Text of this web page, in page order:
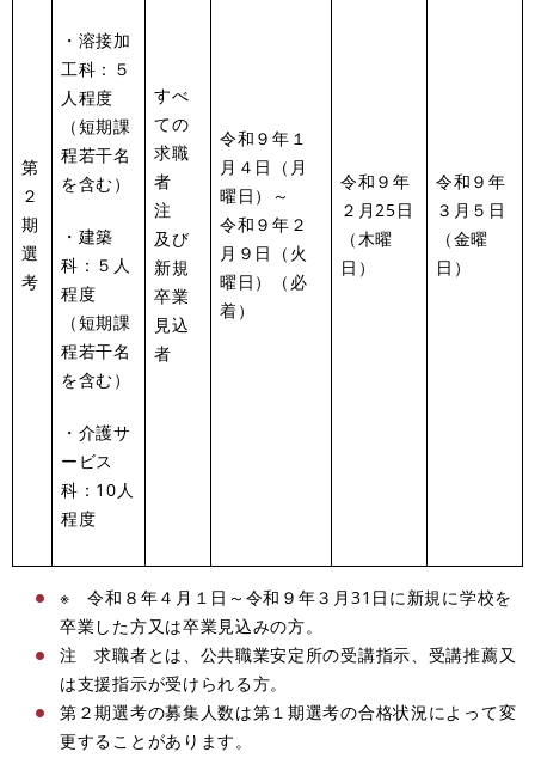
第
２
期
選
考
・溶接加
工科：５
人程度
（短期課
程若干名
を含む）
・建築
科：５人
程度
（短期課
程若干名
を含む）
・介護サ
ービス
科：10人
程度
すべ
ての
求職
者
注
及び
新規
卒業
見込
者
令和９年１
月４日（月
曜日）～
令和９年２
月９日（火
曜日）（必
着）
令和９年
２月25日
（木曜
日）
令和９年
３月５日
（金曜
日）
※ 令和８年４月１日～令和９年３月31日に新規に学校を
卒業した方又は卒業見込みの方。
注 求職者とは、公共職業安定所の受講指示、受講推薦又
は支援指示が受けられる方。
第２期選考の募集人数は第１期選考の合格状況によって変
更することがあります。